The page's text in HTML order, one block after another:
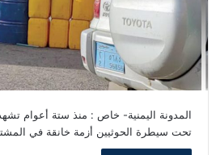
المدونة اليمنية- خاص : منذ ستة أعوام
تحت سيطرة الحوثيين أزمة خانقة في